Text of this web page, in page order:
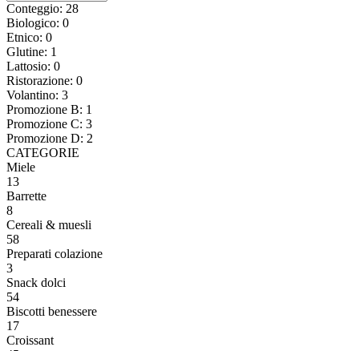
Conteggio: 28
Biologico: 0
Etnico: 0
Glutine: 1
Lattosio: 0
Ristorazione: 0
Volantino: 3
Promozione B: 1
Promozione C: 3
Promozione D: 2
CATEGORIE
Miele
13
Barrette
8
Cereali & muesli
58
Preparati colazione
3
Snack dolci
54
Biscotti benessere
17
Croissant